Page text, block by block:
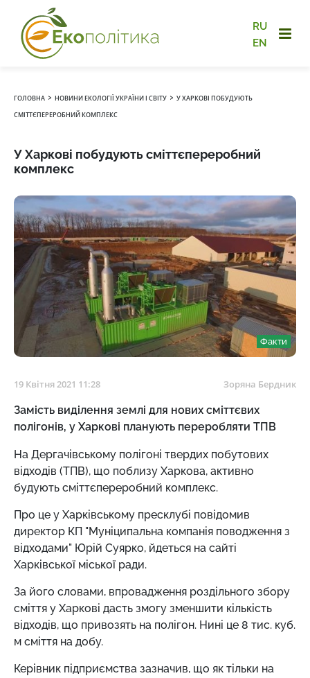
RU
EN
ГОЛОВНА › НОВИНИ ЕКОЛОГІЇ УКРАЇНИ І СВІТУ › У ХАРКОВІ ПОБУДУЮТЬ
СМІТТЄПЕРЕРОБНИЙ КОМПЛЕКС
У Харкові побудують сміттєпереробний
комплекс
Факти
19 Квітня 2021 11:28 Зоряна Бердник
Замість виділення землі для нових сміттєвих
полігонів, у Харкові планують переробляти ТПВ
На Дергачівському полігоні твердих побутових
відходів (ТПВ), що поблизу Харкова, активно
будують сміттєпереробний комплекс.
Про це у Харківському пресклубі повідомив
директор КП "Муніципальна компанія поводження з
відходами" Юрій Суярко, йдеться на сайті
Харківської міської ради.
За його словами, впровадження роздільного збору
сміття у Харкові дасть змогу зменшити кількість
відходів, що привозять на полігон. Нині це 8 тис. куб.
м сміття на добу.
Керівник підприємства зазначив, що як тільки на